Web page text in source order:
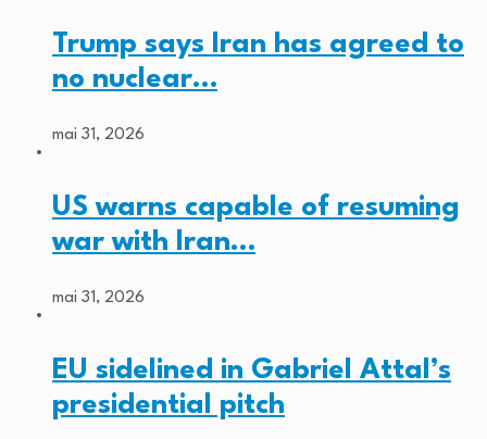
Trump says Iran has agreed to
no nuclear…
mai 31, 2026
US warns capable of resuming
war with Iran…
mai 31, 2026
EU sidelined in Gabriel Attal’s
presidential pitch